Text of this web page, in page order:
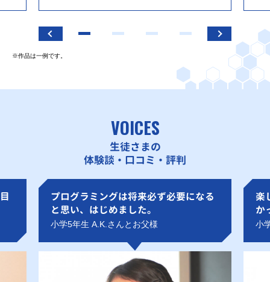
※作品は一例です。
VOICES
生徒さまの
体験談・口コミ・評判
プログラミングは将来必ず必要になる
と思い、はじめました。
小学5年生 A.K.さんとお父様
楽
か
小